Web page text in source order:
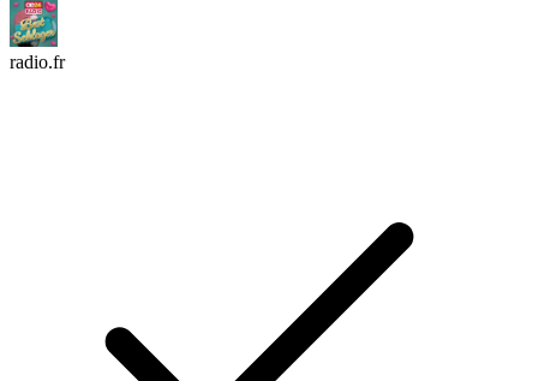
radio.fr